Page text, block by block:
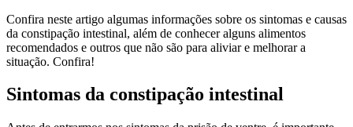
Confira neste artigo algumas informações sobre os sintomas e causas
da constipação intestinal, além de conhecer alguns alimentos
recomendados e outros que não são para aliviar e melhorar a
situação. Confira!
Sintomas da constipação intestinal